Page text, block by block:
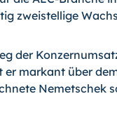
zweistellige
der
er markant über
Nemetschek